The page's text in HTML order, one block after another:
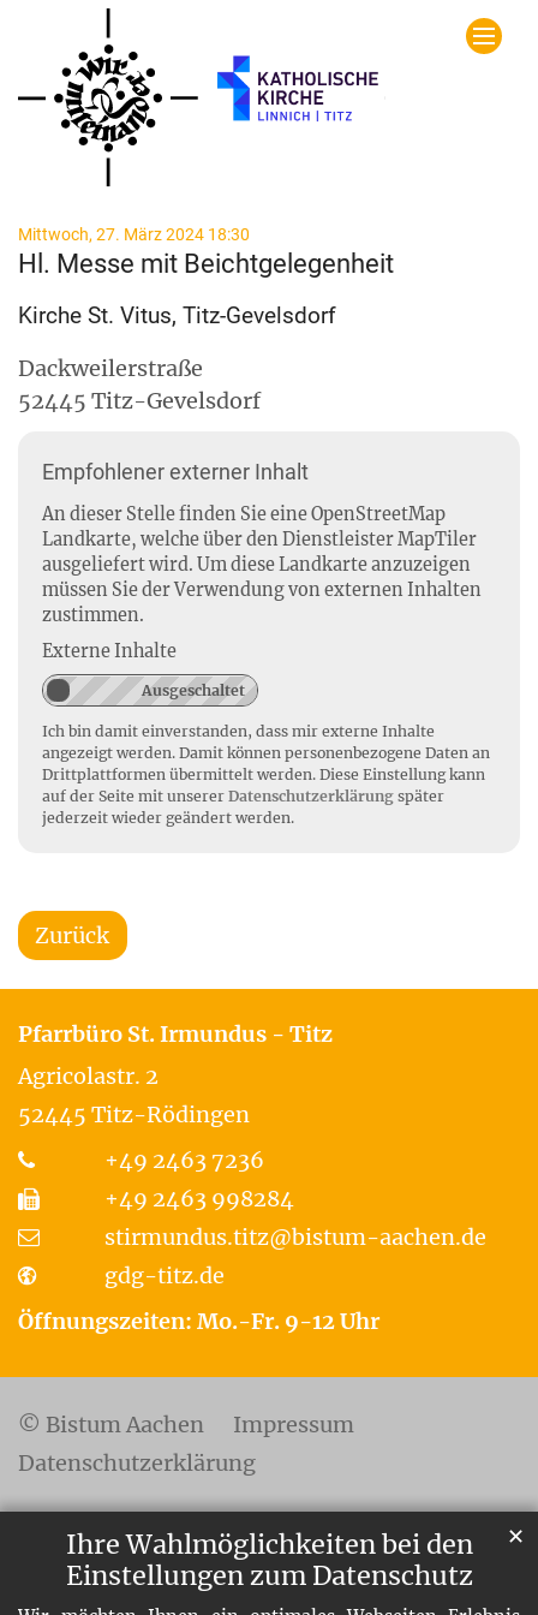
Ihre Wahlmöglichkeiten bei den
Einstellungen zum Datenschutz
✕
Zum Inhalt springen
Mittwoch, 27. März 2024 18:30
Hl. Messe mit Beichtgelegenheit
Kirche St. Vitus, Titz-Gevelsdorf
Dackweilerstraße
52445 Titz-Gevelsdorf
Empfohlener externer Inhalt
An dieser Stelle finden Sie eine OpenStreetMap
Landkarte, welche über den Dienstleister MapTiler
ausgeliefert wird. Um diese Landkarte anzuzeigen
müssen Sie der Verwendung von externen Inhalten
zustimmen.
Externe Inhalte
Ich bin damit einverstanden, dass mir externe Inhalte
angezeigt werden. Damit können personenbezogene Daten an
Drittplattformen übermittelt werden. Diese Einstellung kann
auf der Seite mit unserer Datenschutzerklärung später
jederzeit wieder geändert werden.
Zurück
Pfarrbüro St. Irmundus - Titz
Agricolastr. 2
52445 Titz-Rödingen
+49 2463 7236
+49 2463 998284
stirmundus.titz@bistum-aachen.de
gdg-titz.de
Öffnungszeiten: Mo.-Fr. 9-12 Uhr
© Bistum Aachen
Impressum
Datenschutzerklärung